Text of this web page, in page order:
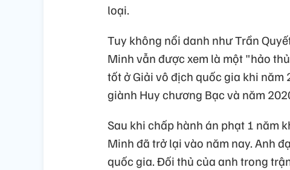
loại.
Tuy không nổi danh như Trần
Minh vẫn được xem là một "hảo
tốt ở Giải vô địch quốc gia khi
giành Huy chương Bạc và năm
Sau khi chấp hành án phạt 1 năm
Minh đã trở lại vào năm nay. Anh
quốc gia. Đối thủ của anh trong